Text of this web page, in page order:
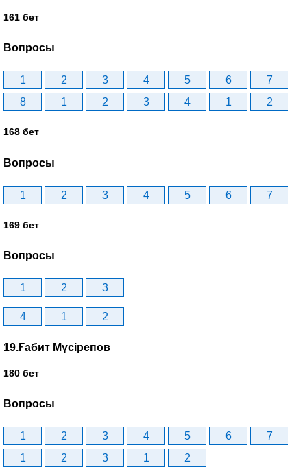
161 бет
Вопросы
1 2 3 4 5 6
7
8
1 2 3 4 1 2
168 бет
Вопросы
1 2 3 4 5 6 7
169 бет
Вопросы
1 2 3
4 1 2
19.Ғабит Мүсірепов
180 бет
Вопросы
1 2 3 4 5 6
7
1
2 3 1 2